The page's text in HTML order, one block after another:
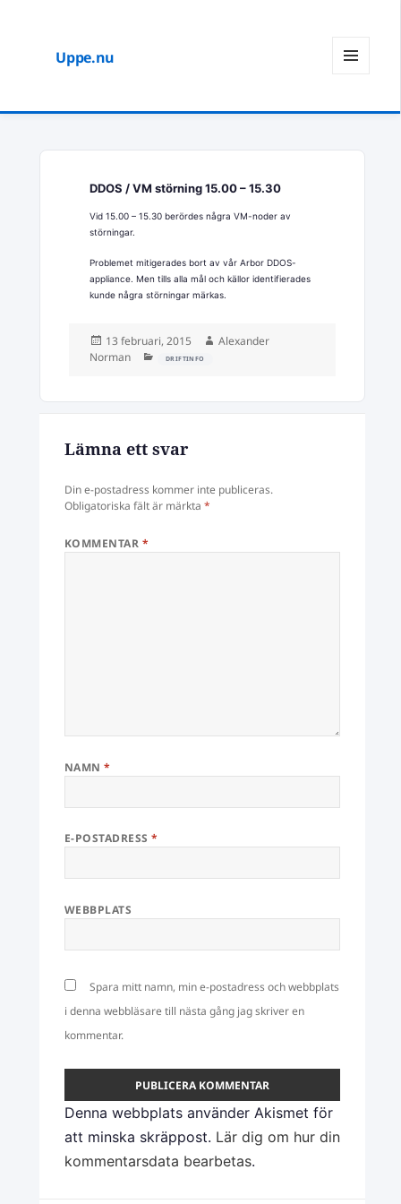
Uppe.nu
WIDGETS
DDOS / VM störning 15.00 – 15.30
Vid 15.00 – 15.30 berördes några VM-noder av
störningar.
Problemet mitigerades bort av vår Arbor DDOS-
appliance. Men tills alla mål och källor identifierades
kunde några störningar märkas.
Postat
13 februari, 2015 Författare
Alexander
Norman
Kategorier
DRIFTINFO
Lämna ett svar
Din e-postadress kommer inte publiceras.
Obligatoriska fält är märkta *
KOMMENTAR *
NAMN*
E-POSTADRESS*
WEBBPLATS
Spara mitt namn, min e-postadress och webbplats
i denna webbläsare till nästa gång jag skriver en
kommentar.
Denna webbplats använder Akismet för
att minska skräppost. Lär dig om hur din
kommentarsdata bearbetas.